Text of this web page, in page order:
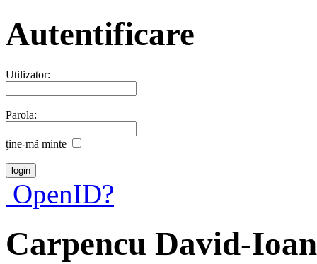
Autentificare
Utilizator:
Parola:
ţine-mã minte
OpenID?
Carpencu David-Ioan